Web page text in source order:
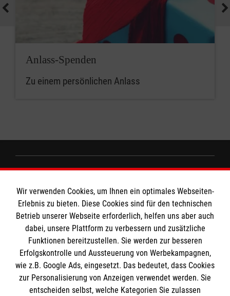
Anlass-Spenden
Zu einem persönlichen Anlass
Impressum
Datenschutz
Kontakt
Die Malteser
Malteser in Deutschland
Malteserorden
Spendenkonto
Wir verwenden Cookies, um Ihnen ein optimales Webseiten-
Erlebnis zu bieten. Diese Cookies sind für den technischen
Betrieb unserer Webseite erforderlich, helfen uns aber auch
dabei, unsere Plattform zu verbessern und zusätzliche
Funktionen bereitzustellen. Sie werden zur besseren
Erfolgskontrolle und Aussteuerung von Werbekampagnen,
wie z.B. Google Ads, eingesetzt. Das bedeutet, dass Cookies
zur Personalisierung von Anzeigen verwendet werden. Sie
entscheiden selbst, welche Kategorien Sie zulassen